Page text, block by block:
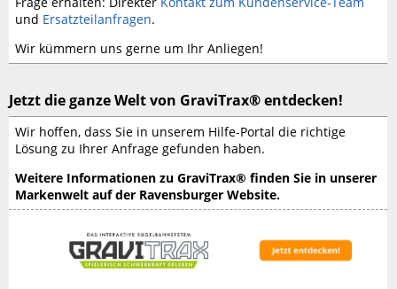
und Ersatzteilanfragen.
Wir kümmern uns gerne um Ihr Anliegen!
Jetzt die ganze Welt von GraviTrax® entdecken!
Wir hoffen, dass Sie in unserem Hilfe-Portal die richtige
Lösung zu Ihrer Anfrage gefunden haben.
Weitere Informationen zu GraviTrax® finden Sie in unserer
Markenwelt auf der Ravensburger Website.